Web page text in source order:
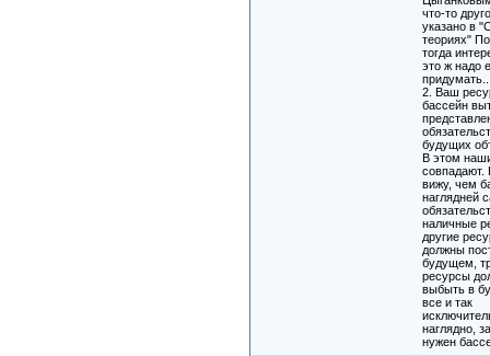
что-то
указано в
теориях"
тогда
это ж надо
2. Ваш
бассейн
будущих
В этом
совпадают.
вижу, чем
наглядней
наличные
другие
должны
будущем,
ресурсы
выбыть в
все и так
наглядно,
нужен